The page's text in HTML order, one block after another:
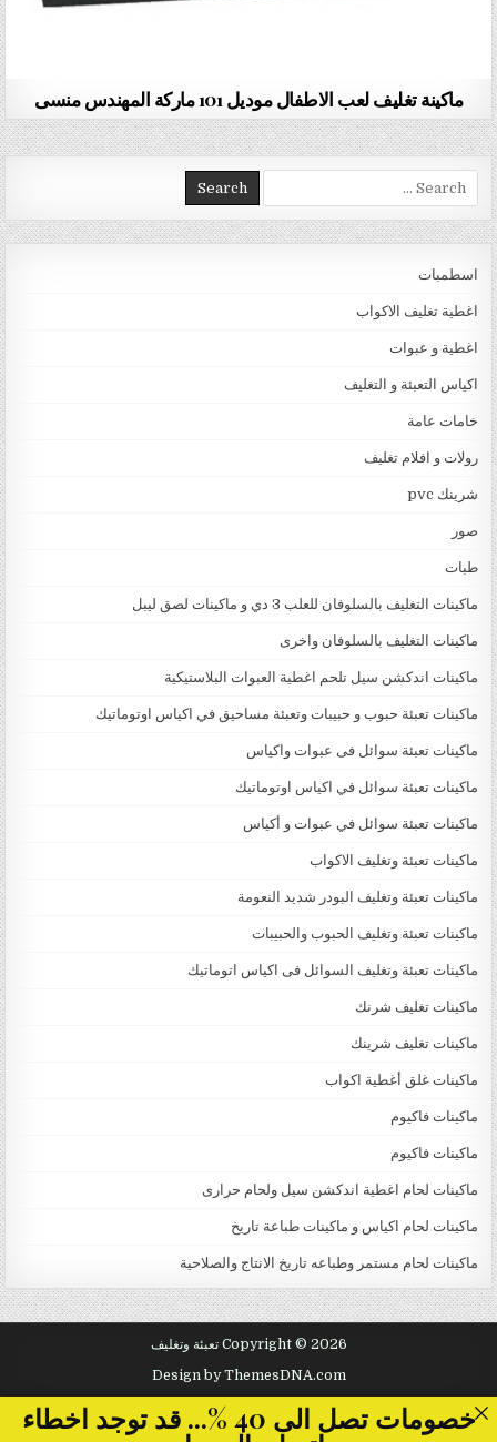
ماكينة تغليف لعب الاطفال موديل 101 ماركة المهندس منسى
Search for:
اسطمبات
اغطية تغليف الاكواب
اغطية و عبوات
اكياس التعبئة و التغليف
خامات عامة
رولات و افلام تغليف
شرينك pvc
صور
طبات
ماكينات التغليف بالسلوفان للعلب 3 دي و ماكينات لصق ليبل
ماكينات التغليف بالسلوفان واخرى
ماكينات اندكشن سيل تلحم اغطية العبوات البلاستيكية
ماكينات تعبئة حبوب و حبيبات وتعبئة مساحيق في اكياس اوتوماتيك
ماكينات تعبئة سوائل فى عبوات واكياس
ماكينات تعبئة سوائل في اكياس اوتوماتيك
ماكينات تعبئة سوائل في عبوات و أكياس
ماكينات تعبئة وتغليف الاكواب
ماكينات تعبئة وتغليف البودر شديد النعومة
ماكينات تعبئة وتغليف الحبوب والحبيبات
ماكينات تعبئة وتغليف السوائل فى اكياس اتوماتيك
ماكينات تغليف شرنك
ماكينات تغليف شرينك
ماكينات غلق أغطية اكواب
ماكينات فاكيوم
ماكينات فاكيوم
ماكينات لحام اغطية اندكشن سيل ولحام حرارى
ماكينات لحام اكياس و ماكينات طباعة تاريخ
ماكينات لحام مستمر وطباعه تاريخ الانتاج والصلاحية
Copyright © 2026 تعبئة وتغليف
Design by ThemesDNA.com
خصومات تصل الى 40 %... قد توجد اخطاء